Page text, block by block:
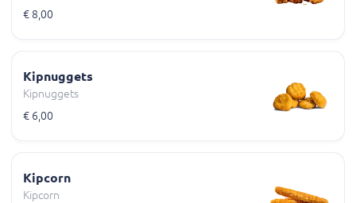
€ 8,00
Kipnuggets
Kipnuggets
€ 6,00
Kipcorn
Kipcorn